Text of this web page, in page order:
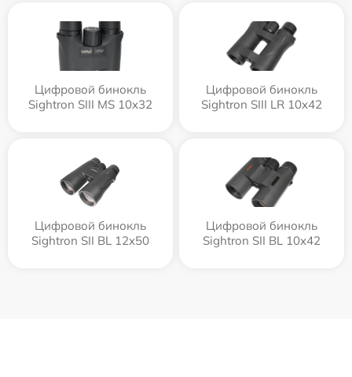
Цифровой бинокль
Sightron SIII MS 10x32
Цифровой бинокль
Sightron SIII LR 10x42
Цифровой бинокль
Sightron SII BL 12x50
Цифровой бинокль
Sightron SII BL 10x42